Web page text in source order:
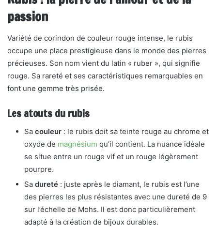
passion
Variété de corindon de couleur rouge intense, le rubis
occupe une place prestigieuse dans le monde des pierres
précieuses. Son nom vient du latin « ruber », qui signifie
rouge. Sa rareté et ses caractéristiques remarquables en
font une gemme très prisée.
Les atouts du rubis
Sa couleur : le rubis doit sa teinte rouge au chrome et
oxyde de magnésium qu’il contient. La nuance idéale
se situe entre un rouge vif et un rouge légèrement
pourpre.
Sa dureté : juste après le diamant, le rubis est l’une
des pierres les plus résistantes avec une dureté de 9
sur l’échelle de Mohs. Il est donc particulièrement
adapté à la création de bijoux durables.